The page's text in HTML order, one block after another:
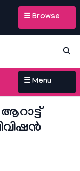
☰ Browse
☰ Menu